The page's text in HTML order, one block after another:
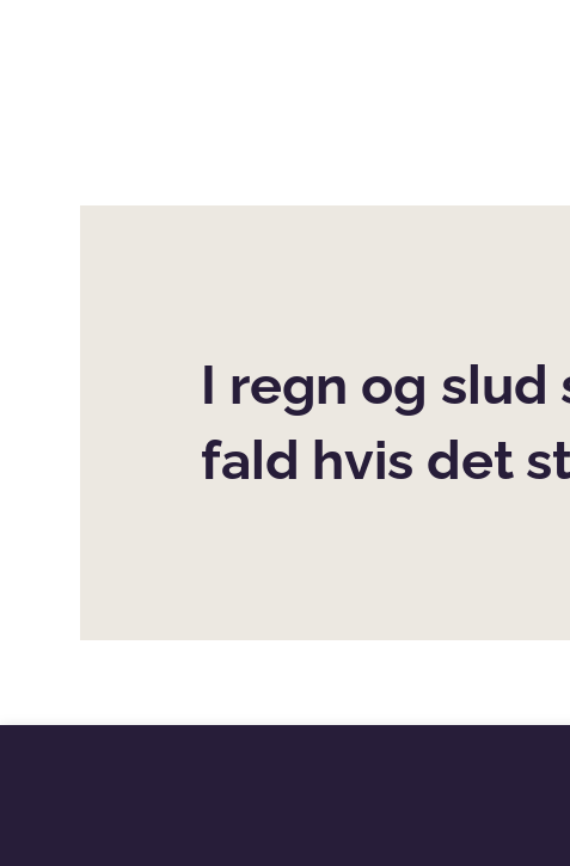
I regn og slud
fald hvis det